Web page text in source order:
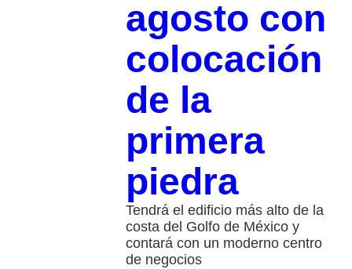
agosto con
colocación
de la
primera
piedra
Tendrá el edificio más alto de la
costa del Golfo de México y
contará con un moderno centro
de negocios